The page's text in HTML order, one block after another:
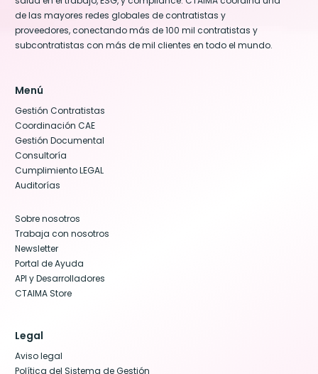
de las mayores redes globales de contratistas y
proveedores, conectando más de 100 mil contratistas y
subcontratistas con más de mil clientes en todo el mundo.
Menú
Gestión Contratistas
Coordinación CAE
Gestión Documental
Consultoría
Cumplimiento LEGAL
Auditorías
Sobre nosotros
Trabaja con nosotros
Newsletter
Portal de Ayuda
API y Desarrolladores
CTAIMA Store
Legal
Aviso legal
Política del Sistema de Gestión